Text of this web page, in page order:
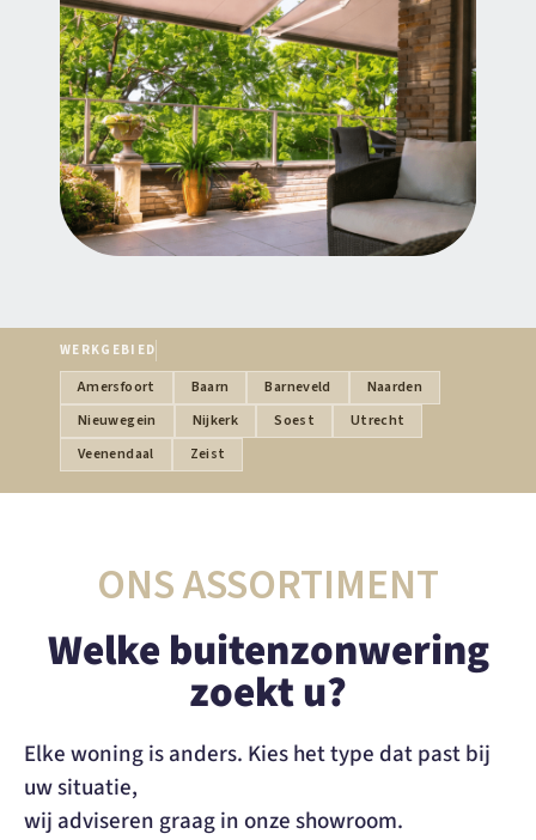
WERKGEBIED
Amersfoort Baarn Barneveld
Naarden
Nieuwegein
Nijkerk Soest
Utrecht
Veenendaal
Zeist
ONS ASSORTIMENT
Welke buitenzonwering
zoekt u?
Elke woning is anders. Kies het type dat past bij
uw situatie,
wij adviseren graag in onze showroom.